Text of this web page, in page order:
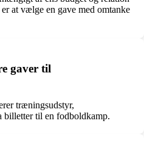
at vælge en gave med omtanke
gaver til
træningsudstyr,
billetter til en fodboldkamp.